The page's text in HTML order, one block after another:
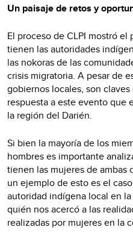
Un paisaje de retos y
El proceso de CLPI mostró
tienen las autoridades
las nokoras de las
crisis migratoria. A pesar de
gobiernos locales, son
respuesta a este evento que
la región del Darién.
Si bien la mayoría de los
hombres es importante
tienen las mujeres de ambas
un ejemplo de esto es el
autoridad indígena local en
quién nos acercó a las
realizadas por mujeres en la